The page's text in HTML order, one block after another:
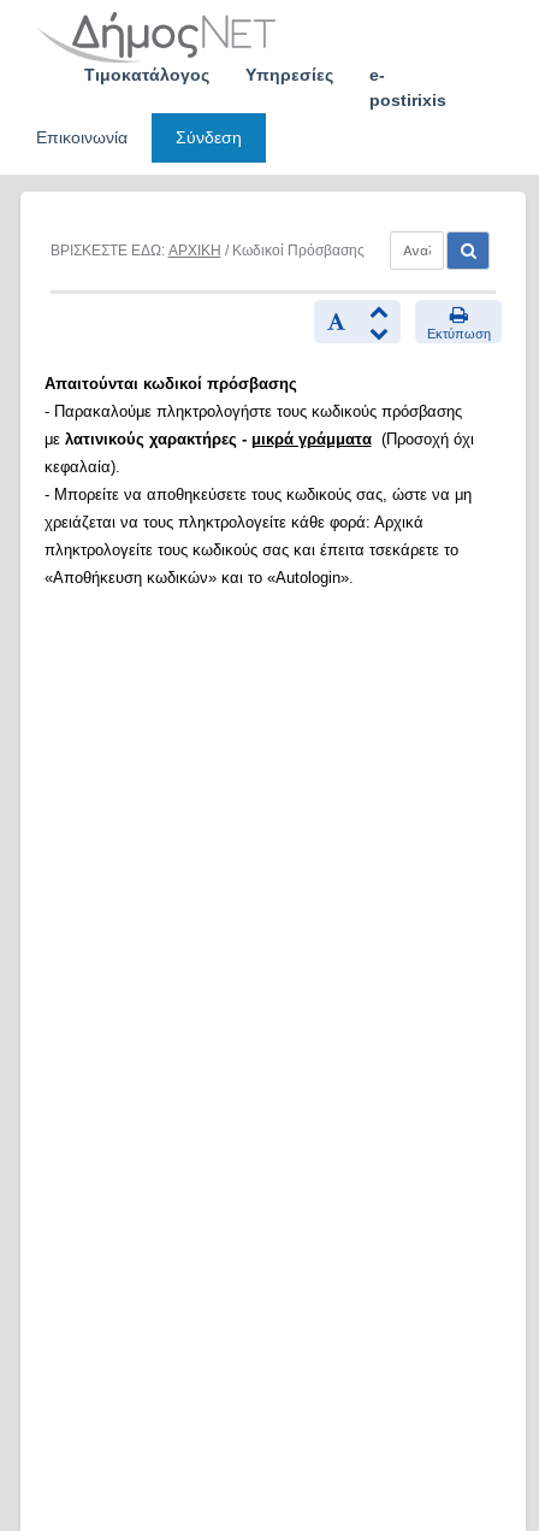
Τιμοκατάλογος Υπηρεσίες
e-
postirixis
Επικοινωνία
Σύνδεση
ΒΡΙΣΚΕΣΤΕ ΕΔΩ: ΑΡΧΙΚΗ / Κωδικοί Πρόσβασης
Εκτύπωση
Απαιτούνται κωδικοί πρόσβασης
- Παρακαλούμε πληκτρολογήστε τους κωδικούς πρόσβασης
με λατινικούς χαρακτήρες - μικρά γράμματα(Προσοχή όχι
κεφαλαία).
- Μπορείτε να αποθηκεύσετε τους κωδικούς σας, ώστε να μη
χρειάζεται να τους πληκτρολογείτε κάθε φορά: Αρχικά
πληκτρολογείτε τους κωδικούς σας και έπειτα τσεκάρετε το
«Αποθήκευση κωδικών» και το «Autologin».